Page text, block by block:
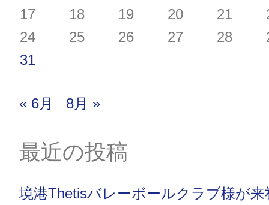
17
18 19 20 21
24
25 26 27 28
31
« 6月 8月 »
最近の投稿
境港Thetisバレーボールクラブ様が